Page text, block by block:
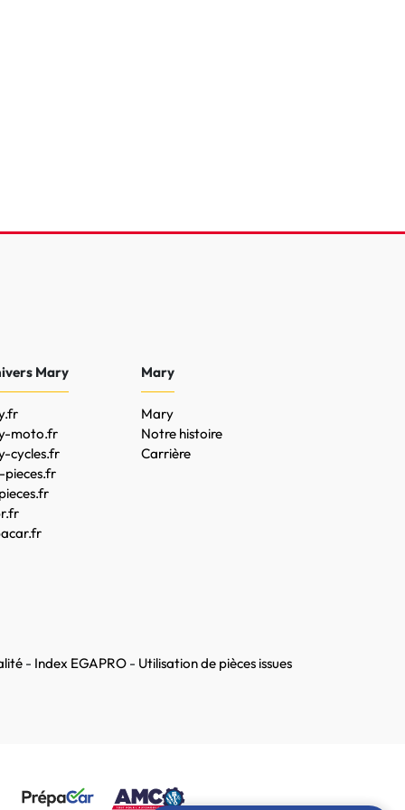
100 S&S BVM6
Mary
moto.fr
cycles.fr
pieces.fr
Mary
Mary
Notre histoire
Carrière
- Index EGAPRO - Utilisation de pièces issues